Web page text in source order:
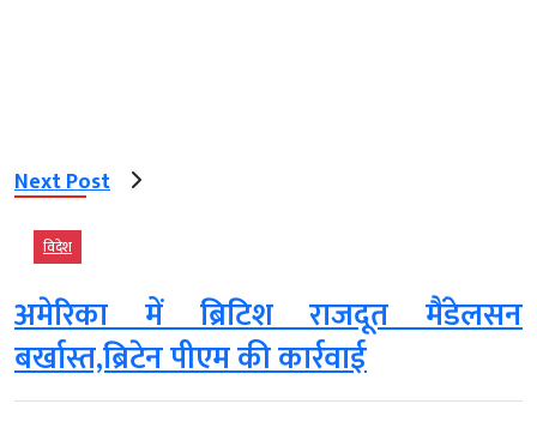
Next Post
विदेश
अमेरिका में ब्रिटिश राजदूत मैंडेलसन
बर्खास्त,ब्रिटेन पीएम की कार्रवाई